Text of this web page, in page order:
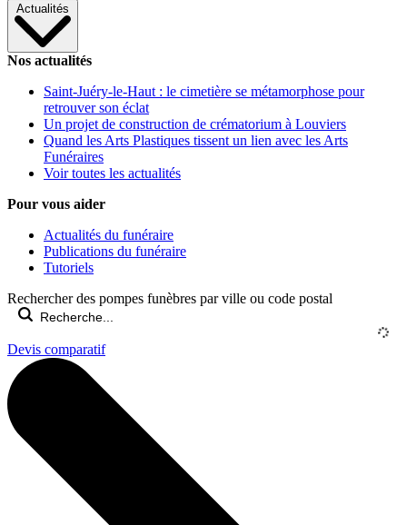
Actualités
Nos actualités
Saint-Juéry-le-Haut : le cimetière se métamorphose pour
retrouver son éclat
Un projet de construction de crématorium à Louviers
Quand les Arts Plastiques tissent un lien avec les Arts
Funéraires
Voir toutes les actualités
Pour vous aider
Actualités du funéraire
Publications du funéraire
Tutoriels
Rechercher des pompes funèbres par ville ou code postal
Devis comparatif